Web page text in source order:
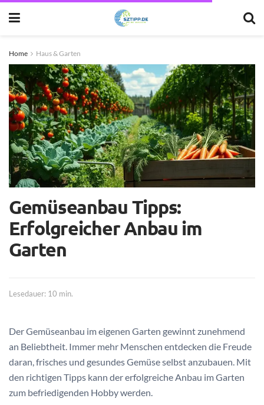
Home Haus & Garten
Gemüseanbau Tipps:
Erfolgreicher Anbau im
Garten
Lesedauer: 10 min.
Der Gemüseanbau im eigenen Garten gewinnt zunehmend
an Beliebtheit. Immer mehr Menschen entdecken die Freude
daran, frisches und gesundes Gemüse selbst anzubauen. Mit
den richtigen Tipps kann der erfolgreiche Anbau im Garten
zum befriedigenden Hobby werden.